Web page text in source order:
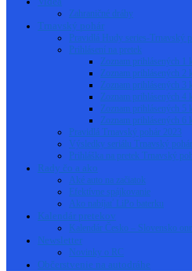
Zahraničné dráhy
Trnavský pohár
Pravidlá Hudy series-Trnavský
Prihlásení na pretek
Zoznam prihlásených 1
Zoznam prihlásených 2
Zoznam prihlásených 3
Zoznam prihlásených 4
Zoznam prihlásených 5
Zoznam prihlásených 6
Pravidlá Trnavský pohár 2023
Výsledky seriálu Trnavský
Prihláška na pretek Trnavský
Rady čo a ako
Aké auto na začiatok
Efektívne spájkovanie
Ako nabíjať LiPo baterku
Kalendár pretekov
Kalendár Česko – Slovensko
Newsletter
Novinky o RC
Občerstvenie na autodráhe